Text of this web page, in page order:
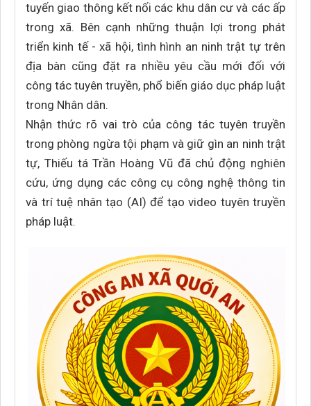
tuyến giao thông kết nối các khu dân cư và các ấp
trong xã. Bên cạnh những thuận lợi trong phát
triển kinh tế - xã hội, tình hình an ninh trật tự trên
địa bàn cũng đặt ra nhiều yêu cầu mới đối với
công tác tuyên truyền, phổ biến giáo dục pháp luật
trong Nhân dân.
Nhận thức rõ vai trò của công tác tuyên truyền
trong phòng ngừa tội phạm và giữ gìn an ninh trật
tự, Thiếu tá Trần Hoàng Vũ đã chủ động nghiên
cứu, ứng dụng các công cụ công nghệ thông tin
và trí tuệ nhân tạo (AI) để tạo video tuyên truyền
pháp luật.